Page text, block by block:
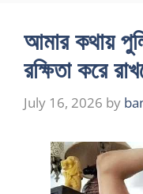
আমার কথায়
রক্ষিতা করে
July 16, 2026 by